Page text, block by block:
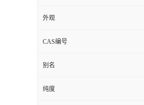
外观
CAS编号
别名
纯度